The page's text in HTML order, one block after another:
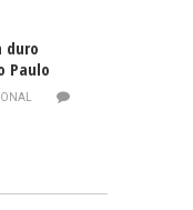
duro
Paulo